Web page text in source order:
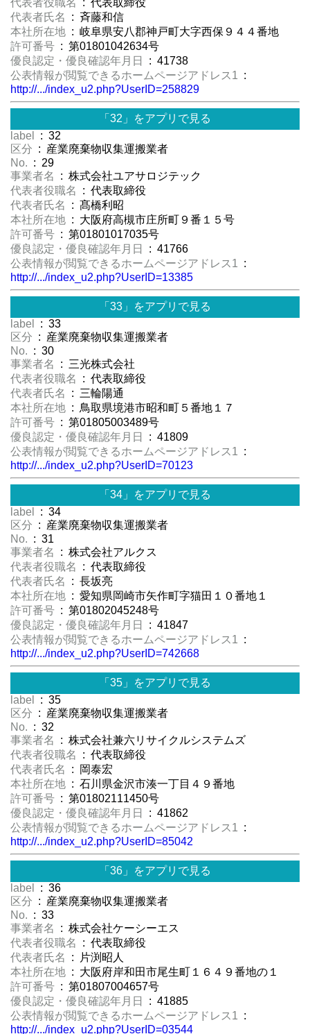
代表者役職名
: 代表取締役
代表者氏名
: 斉藤和信
本社所在地 : 岐阜県安八郡神戸町大字西保９４４番地
許可番号 : 第01801042634号
優良認定・優良確認年月日
: 41738
公表情報が閲覧できるホームページアドレス1 :
http://.../index_u2.php?UserID=258829
「32」をアプリで見る
label
: 32
区分 : 産業廃棄物収集運搬業者
No. : 29
事業者名
: 株式会社ユアサロジテック
代表者役職名
: 代表取締役
代表者氏名
: 髙橋利昭
本社所在地 : 大阪府高槻市庄所町９番１５号
許可番号 : 第01801017035号
優良認定・優良確認年月日
: 41766
公表情報が閲覧できるホームページアドレス1 :
http://.../index_u2.php?UserID=13385
「33」をアプリで見る
label
: 33
区分 : 産業廃棄物収集運搬業者
No. : 30
事業者名
: 三光株式会社
代表者役職名
: 代表取締役
代表者氏名
: 三輪陽通
本社所在地 : 鳥取県境港市昭和町５番地１７
許可番号 : 第01805003489号
優良認定・優良確認年月日
: 41809
公表情報が閲覧できるホームページアドレス1 :
http://.../index_u2.php?UserID=70123
「34」をアプリで見る
label
: 34
区分 : 産業廃棄物収集運搬業者
No. : 31
事業者名
: 株式会社アルクス
代表者役職名
: 代表取締役
代表者氏名
: 長坂亮
本社所在地 : 愛知県岡崎市矢作町字猫田１０番地１
許可番号 : 第01802045248号
優良認定・優良確認年月日
: 41847
公表情報が閲覧できるホームページアドレス1 :
http://.../index_u2.php?UserID=742668
「35」をアプリで見る
label
: 35
区分 : 産業廃棄物収集運搬業者
No. : 32
事業者名
: 株式会社兼六リサイクルシステムズ
代表者役職名
: 代表取締役
代表者氏名
: 岡泰宏
本社所在地 : 石川県金沢市湊一丁目４９番地
許可番号 : 第01802111450号
優良認定・優良確認年月日
: 41862
公表情報が閲覧できるホームページアドレス1 :
http://.../index_u2.php?UserID=85042
「36」をアプリで見る
label
: 36
区分 : 産業廃棄物収集運搬業者
No. : 33
事業者名
: 株式会社ケーシーエス
代表者役職名
: 代表取締役
代表者氏名
: 片渕昭人
本社所在地 : 大阪府岸和田市尾生町１６４９番地の１
許可番号 : 第01807004657号
優良認定・優良確認年月日
: 41885
公表情報が閲覧できるホームページアドレス1 :
http://.../index_u2.php?UserID=03544